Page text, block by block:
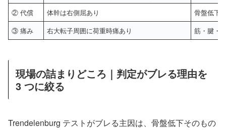
② 代償
体幹は右側屈あり
骨盤低下
③ 痛み
右大転子周囲に荷重時痛あり 筋・腱・
現場の詰まりどころ｜判定がブレる理由を
3 つに絞る
Trendelenburg テストがブレる主因は、骨盤低下そのもの